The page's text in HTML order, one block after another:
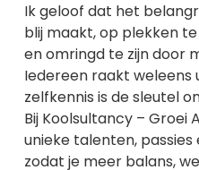
Ik geloof dat het
blij maakt, op plekken
en omringd te zijn door
Iedereen raakt weleens
zelfkennis is de sleutel
Bij Koolsultancy – Groei
unieke talenten,
zodat je meer balans,